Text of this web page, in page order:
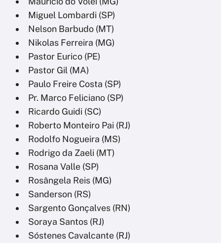
Miguel Lombardi (SP)
Nelson Barbudo (MT)
Nikolas Ferreira (MG)
Pastor Eurico (PE)
Pastor Gil (MA)
Paulo Freire Costa (SP)
Pr. Marco Feliciano (SP)
Ricardo Guidi (SC)
Roberto Monteiro Pai (RJ)
Rodolfo Nogueira (MS)
Rodrigo da Zaeli (MT)
Rosana Valle (SP)
Rosângela Reis (MG)
Sanderson (RS)
Sargento Gonçalves (RN)
Soraya Santos (RJ)
Sóstenes Cavalcante (RJ)